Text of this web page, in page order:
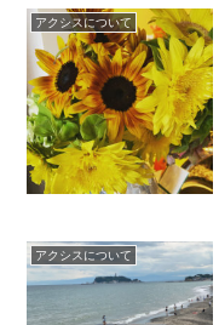
アクシスについて
アクシスについて